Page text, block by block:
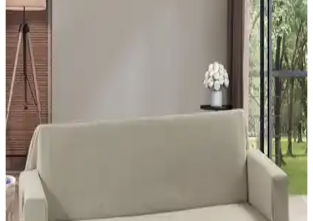
Kadife Baskılı ve Çift Taraflı Kaydırmaz Koltuk
Örtüleri Karşılaştırması
İki farklı koltuk örtüsü seçeneği olan kadife baskılı ve çift taraflı
modellerin özellikleri, kullanıcı yorumları ve kullanım avantajları
detaylıca inceleniyor.
Koltuk ve Çekyat Örtüsü Seçenekleri: Özlü Home ve
Velarde Home Ürünlerinin Karşılaştırması
Özlü Home'un pamuklu ve kalın yapıya sahip örtüsü ile Velarde
Home'un şönil ve kaydırmaz örtüsü arasındaki farkları keşfedin,
kullanıcı yorumlarıyla en iyi seçimi yapın.
Özlü Home Lüks Pamuklu Koltuk-Çekyat Örtüsü:
Şıklık ve Fonksiyonellik Bir Arada